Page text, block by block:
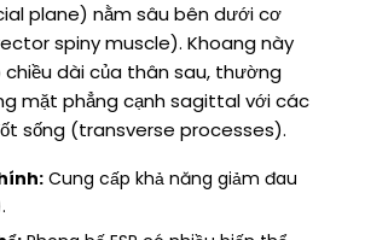
plane) nằm sâu bên dưới cơ
spiny muscle). Khoang này
dài của thân sau, thường
mặt phẳng cạnh sagittal với các
sống (transverse processes).
Cung cấp khả năng giảm đau